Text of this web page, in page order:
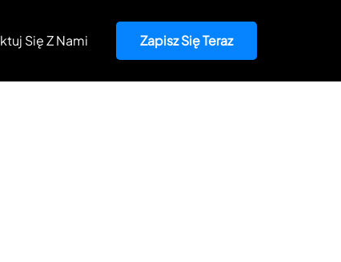
Się Z Nami Zapisz Się Teraz